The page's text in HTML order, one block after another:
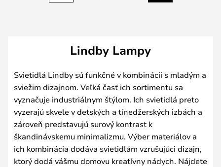
Lindby Lampy
Svietidlá Lindby sú funkčné v kombinácii s mladým a
sviežim dizajnom. Veľká časť ich sortimentu sa
vyznačuje industriálnym štýlom. Ich svietidlá preto
vyzerajú skvele v detských a tínedžerských izbách a
zároveň predstavujú surový kontrast k
škandinávskemu minimalizmu. Výber materiálov a
ich kombinácia dodáva svietidlám vzrušujúci dizajn,
ktorý dodá vášmu domovu kreatívny nádych. Nájdete